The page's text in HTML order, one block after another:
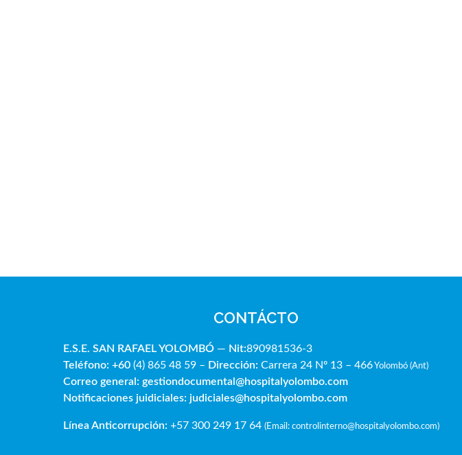
CONTÁCTO
E.S.E. SAN RAFAEL YOLOMBÓ — Nit:890981536-3
Teléfono: +60 (4) 865 48 59 – Dirección: Carrera 24 Nº 13 – 466Yolombó (Ant)
Correo general: gestiondocumental@hospitalyolombo.com
Notificaciones juidiciales: judiciales@hospitalyolombo.com
Línea Anticorrupción: +57 300 249 17 64 (Email: controlinterno@hospitalyolombo.com)